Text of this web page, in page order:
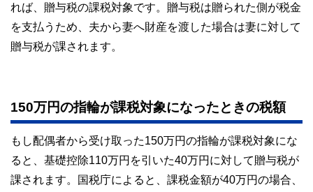
れば、贈与税の課税対象です。贈与税は贈られた側が税金
を支払うため、夫から妻へ財産を渡した場合は妻に対して
贈与税が課されます。
150万円の指輪が課税対象になったときの税額
もし配偶者から受け取った150万円の指輪が課税対象にな
ると、基礎控除110万円を引いた40万円に対して贈与税が
課されます。国税庁によると、課税金額が40万円の場合、